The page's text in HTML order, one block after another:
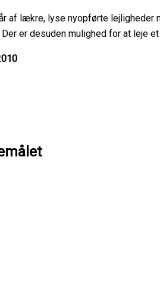
af lækre, lyse nyopførte lejligheder
Der er desuden mulighed for at leje